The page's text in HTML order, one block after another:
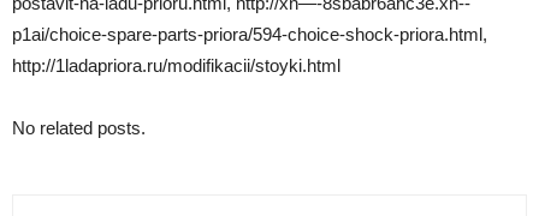
p1ai/choice-spare-parts-priora/594-choice-shock-priora.html,
http://1ladapriora.ru/modifikacii/stoyki.html
No related posts.